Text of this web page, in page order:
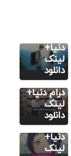
دنیا+
لینک
دانلود
سایر
12 تا از
بهترین
انیمه های
درام دنیا+
لینک
دانلود
سایر
19 تا از
بهترین
انیمه های
سینمایی
دنیا+
لینک
سایر
15 تا از